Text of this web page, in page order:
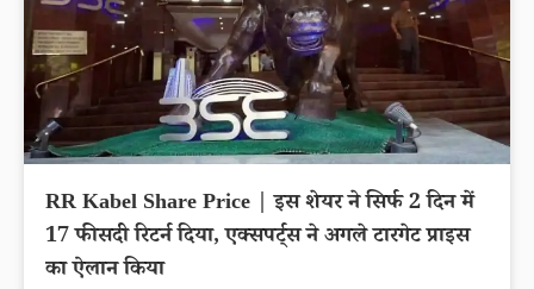
RR Kabel Share Price | इस शेयर ने सिर्फ 2 दिन में
17 फीसदी रिटर्न दिया, एक्सपर्ट्स ने अगले टारगेट प्राइस
का ऐलान किया